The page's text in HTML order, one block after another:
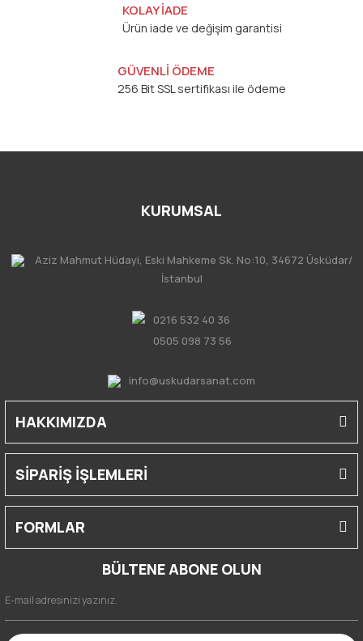
KOLAY İADE
Ürün iade ve değişim garantisi
GÜVENLİ ÖDEME
256 Bit SSL sertifikası ile ödeme
KURUMSAL
Aziz Mahmut Hüdayi, Eski Mahkeme Sk. No:10, 34672 Üsküdar/
İstanbul
0216 532 40 36
0505 098 73 56
info@uskudarsanat.com
HAKKIMIZDA
SİPARİŞ İŞLEMLERİ
FORMLAR
BÜLTENE ABONE OLUN